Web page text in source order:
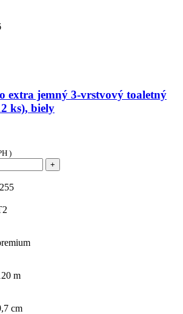
extra jemný 3-vrstvový toaletný
ks), biely
)
m
cm